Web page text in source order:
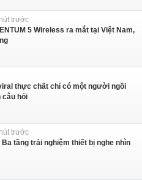
trước
5 Wireless ra mắt tại Việt Nam,
thực chất chỉ có một người ngồi
câu hỏi
trước
Ba tầng trải nghiệm thiết bị nghe nhìn